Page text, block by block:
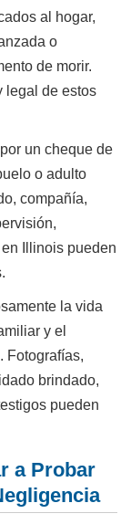
al hogar,
o
de morir.
legal de estos
un cheque de
o adulto
compañía,
Illinois pueden
la vida
y el
Fotografías,
brindado,
pueden
a Probar